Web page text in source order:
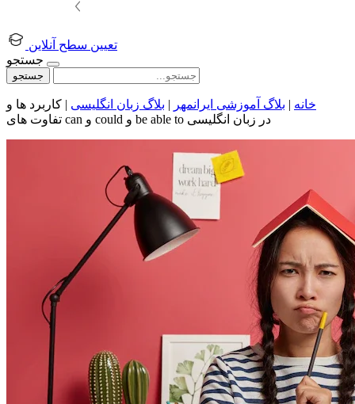
تعیین سطح آنلاین
جستجو
جستجو
خانه | بلاگ آموزشی ایرانمهر | بلاگ زبان انگلیسی | کاربرد ها و
تفاوت های can و could و be able to در زبان انگلیسی